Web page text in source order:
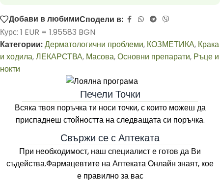
Добави в любимиСподели в:
Курс: 1 EUR = 1.95583 BGN
Категории:Дерматологични проблеми, КОЗМЕТИКА, Крака
и ходила,ЛЕКАРСТВА, Масова,Основни препарати, Ръце и
нокти
Печели Точки
Всяка твоя поръчка ти носи точки, с които можеш да
приспаднеш стойността на следващата си поръчка.
Свържи се с Аптеката
При необходимост, наш специалист е готов да Ви
съдейства.Фармацевтите наАптеката Онлайн знаят, кое
е правилно за вас